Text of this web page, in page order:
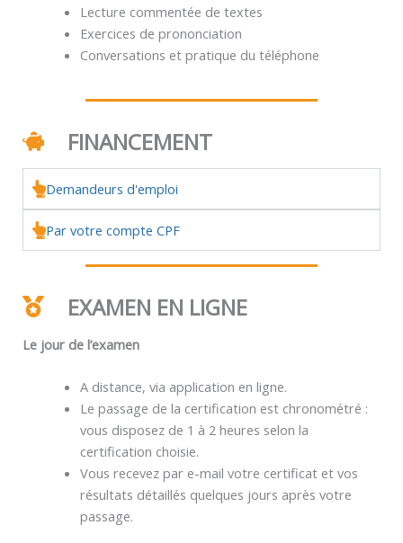
Lecture commentée de textes
Exercices de prononciation
Conversations et pratique du téléphone
FINANCEMENT
Demandeurs d'emploi
Par votre compte CPF
EXAMEN EN LIGNE
Le jour de l’examen
A distance, via application en ligne.
Le passage de la certification est chronométré :
vous disposez de 1 à 2 heures selon la
certification choisie.
Vous recevez par e-mail votre certificat et vos
résultats détaillés quelques jours après votre
passage.